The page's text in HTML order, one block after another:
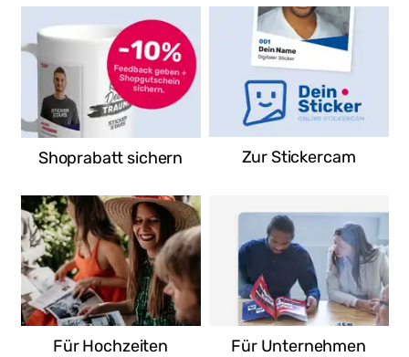
EDEKA Frischecenter
Wagner KG
Niorter Str. 3C
96450 Coburg
Deutschland
Shoprabatt sichern Zur Stickercam
Für Hochzeiten Für Unternehmen